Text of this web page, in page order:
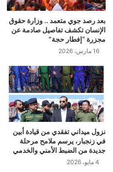
بعد رصد جوي متعمد .. وزارة حقوق
الإنسان تكشف تفاصيل صادمة عن
مجزرة “إفطار حجة”
16 مارس، 2026
نزول ميداني تفقدي من قيادة أبين
في زنجبار، يرسم ملامح مرحلة
جديدة من الضبط الأمني والخدمي
4 مايو، 2026